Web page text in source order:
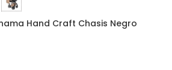
Hand Craft Chasis Negro